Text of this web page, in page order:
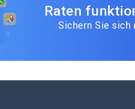
Raten
Sichern Sie sich